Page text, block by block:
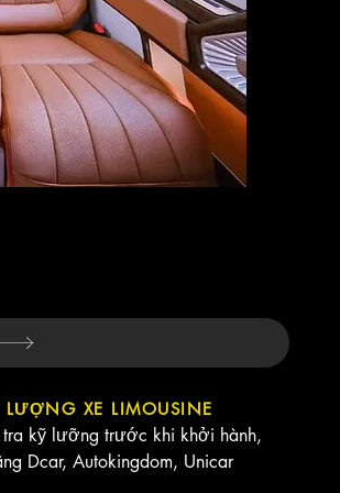
LƯỢNG XE LIMOUSINE
kỹ lưỡng trước khi khởi hành,
Dcar, Autokingdom, Unicar